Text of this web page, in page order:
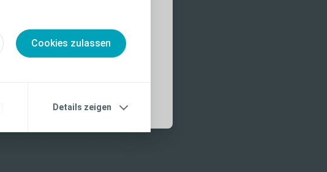
Cookies zulassen
Details zeigen